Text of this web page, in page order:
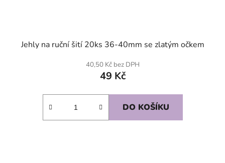
Jehly na ruční šití 20ks 36-40mm se zlatým očkem
40,50 Kč bez DPH
49 Kč
DO KOŠÍKU